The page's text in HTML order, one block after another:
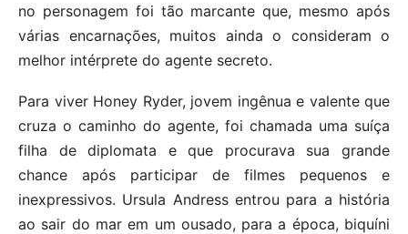
no personagem foi tão marcante que, mesmo após
várias encarnações, muitos ainda o consideram o
melhor intérprete do agente secreto.
Para viver Honey Ryder, jovem ingênua e valente que
cruza o caminho do agente, foi chamada uma suíça
filha de diplomata e que procurava sua grande
chance após participar de filmes pequenos e
inexpressivos. Ursula Andress entrou para a história
ao sair do mar em um ousado, para a época, biquíni